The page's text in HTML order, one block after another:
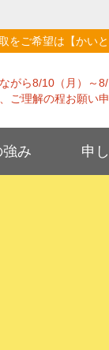
をご希望は【かい
がら8/10（月）～
ご理解の程お願い
み 申